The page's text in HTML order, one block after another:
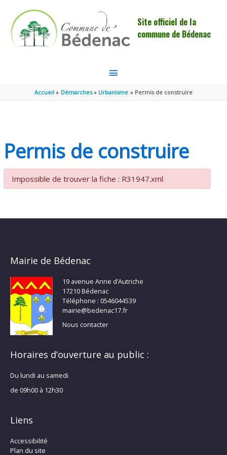
Site officiel de la
commune de Bédenac
MENU
PRINCIPAL
Accueil Démarches Urbanisme Permis de construire
Permis de construire
Impossible de trouver la fiche : R31947.xml
Mairie de Bédenac
19 avenue Anne d’Autriche
17210 Bédenac
Téléphone : 0546044539
mairie@bedenac17.fr
Nous contacter
Horaires d’ouverture au public :
Du lundi au samedi
de 09h00 à 12h30
Liens
Accessibilité
Plan du site